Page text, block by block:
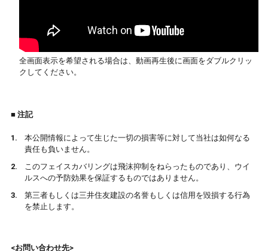
全画面表示を希望される場合は、動画再生後に画面をダブルクリッ
クしてください。
■ 注記
本公開情報によって生じた一切の損害等に対して当社は如何なる
責任も負いません。
このフェイスカバリングは飛沫抑制をねらったものであり、ウイ
ルスへの予防効果を保証するものではありません。
第三者もしくは三井住友建設の名誉もしくは信用を毀損する行為
を禁止します。
<お問い合わせ先>